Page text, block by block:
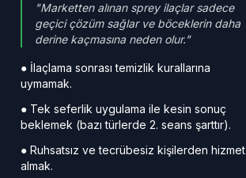
"Marketten alınan sprey ilaçlar sadece
geçici çözüm sağlar ve böceklerin daha
derine kaçmasına neden olur."
● İlaçlama sonrası temizlik kurallarına
uymamak.
● Tek seferlik uygulama ile kesin sonuç
beklemek (bazı türlerde 2. seans şarttır).
● Ruhsatsız ve tecrübesiz kişilerden hizmet
almak.